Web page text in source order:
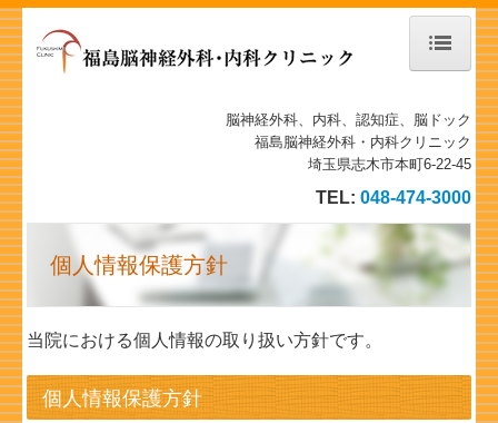
物忘れ外来
施設、設備など
個人情報保護方針
脳神経外科、内科、認知症、脳ドック
福島脳神経外科・内科クリニック
埼玉県志木市本町6-22-45
TEL: 048-474-3000
個人情報保護方針
当院における個人情報の取り扱い方針です。
個人情報保護方針